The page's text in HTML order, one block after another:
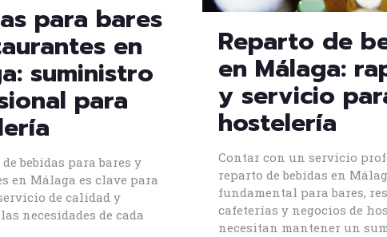
para bares
en
suministro
para
bebidas para bares y
en Málaga es clave para
de calidad y
necesidades de cada
Reparto de
en Málaga:
y servicio
hostelería
Contar con un servicio
reparto de bebidas en
fundamental para bares,
cafeterías y negocios de
necesitan mantener un